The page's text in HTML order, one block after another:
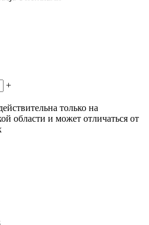
+
только на
области и может отличаться от